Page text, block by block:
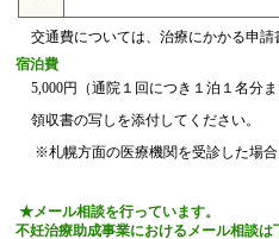
交通費については、治療にかかる申請
宿泊費
5,000円（通院１回につき１泊１名分ま
領収書の写しを添付してください。
※札幌方面の医療機関を受診した場合
★メール相談を行っています。
不妊治療助成事業におけるメール相談は